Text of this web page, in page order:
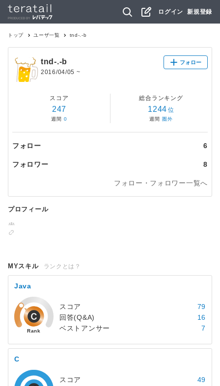
ログイン 新規登録
トップ ユーザ一覧 tnd-.-b
tnd-.-b
2016/04/05 ~
フォロー
スコア
247
週間 0
総合ランキング
1244 位
週間 圏外
フォロー 6
フォロワー 8
フォロー・フォロワー一覧へ
プロフィール
MYスキル ランクとは？
Java
スコア
79
回答(Q&A)
16
ベストアンサー
7
C
スコア
49